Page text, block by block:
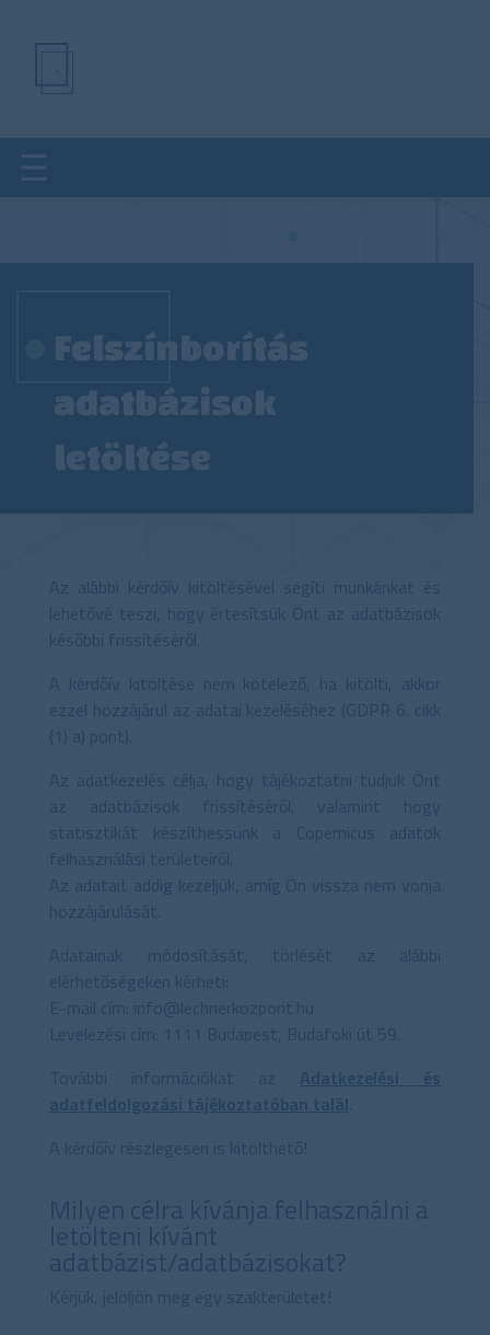
Felszínborítás
adatbázisok
letöltése
Az alábbi kérdőív kitöltésével segíti munkánkat és
lehetővé teszi, hogy értesítsük Önt az adatbázisok
későbbi frissítéséről.
A kérdőív kitöltése nem kötelező, ha kitölti, akkor
ezzel hozzájárul az adatai kezeléséhez (GDPR 6. cikk
(1) a) pont).
Az adatkezelés célja, hogy tájékoztatni tudjuk Önt
az adatbázisok frissítéséről, valamint hogy
statisztikát készíthessünk a Copernicus adatok
felhasználási területeiről.
Az adatait addig kezeljük, amíg Ön vissza nem vonja
hozzájárulását.
Adatainak módosítását, törlését az alábbi
elérhetőségeken kérheti:
E-mail cím: info@lechnerkozpont.hu
Levelezési cím: 1111 Budapest, Budafoki út 59.
További információkat az Adatkezelési és
adatfeldolgozási tájékoztatóban talál.
A kérdőív részlegesen is kitölthető!
Milyen célra kívánja felhasználni a
letölteni kívánt
adatbázist/adatbázisokat?
Kérjük, jelöljön meg egy szakterületet!